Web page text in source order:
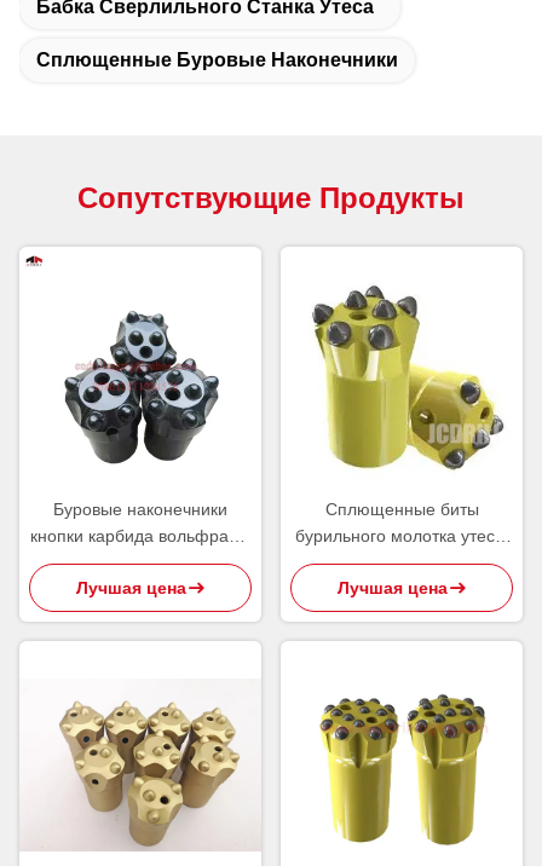
Бабка Сверлильного Станка Утеса
Сплющенные Буровые Наконечники
Сопутствующие Продукты
Буровые наконечники
кнопки карбида вольфрама
сплющенные для сверлить
Суда тоннеля карьера
Лучшая цена
Сплющенные биты
бурильного молотка утеса,
сферически
баллистические биты
кнопки 7 градусов
Лучшая цена